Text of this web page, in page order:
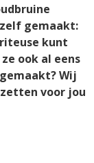
gemaakt:
kunt
ook al eens
Wij
voor jou